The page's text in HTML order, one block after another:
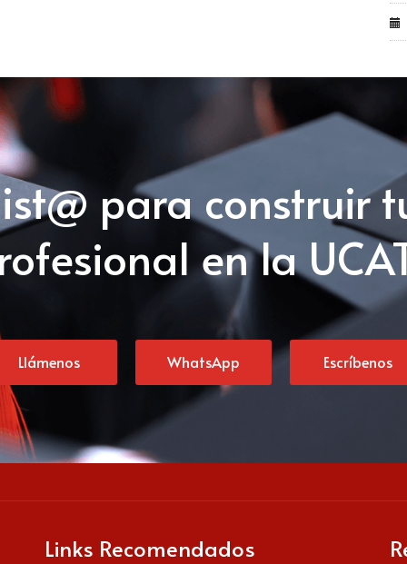
para construir
en la
Llámenos WhatsApp Escríbenos
Links Recomendados